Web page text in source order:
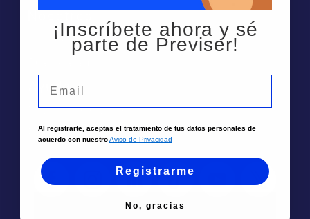
Quiénes Somos
Ayuda
Más Información
Preguntas Frecuentes
¡Inscríbete ahora y sé
parte de Previser!
Al registrarte, aceptas el tratamiento de tus datos personales de
acuerdo con nuestroAviso de Privacidad
Registrarme
No, gracias